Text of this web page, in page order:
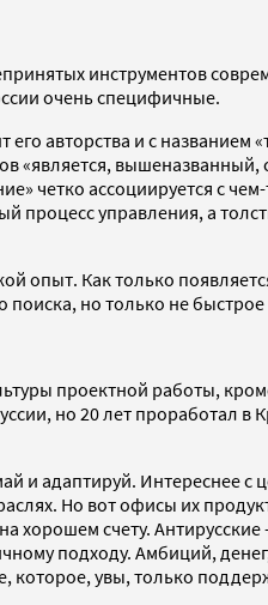
инструментов
очень специфичные.
авторства и с
«является,
четко ассоциируется с
управления, а
опыт. Как только
поиска, но только не
проектной работы,
но 20 лет проработал
и адаптируй. Интереснее
Но вот офисы их
хорошем счету.
подходу. Амбиций,
которое, увы, только